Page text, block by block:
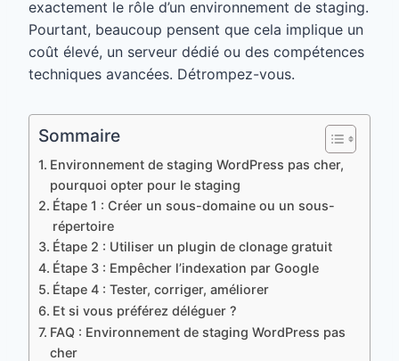
exactement le rôle d’un environnement de staging.
Pourtant, beaucoup pensent que cela implique un
coût élevé, un serveur dédié ou des compétences
techniques avancées. Détrompez-vous.
Sommaire
Environnement de staging WordPress pas cher,
pourquoi opter pour le staging
Étape 1 : Créer un sous-domaine ou un sous-
répertoire
Étape 2 : Utiliser un plugin de clonage gratuit
Étape 3 : Empêcher l’indexation par Google
Étape 4 : Tester, corriger, améliorer
Et si vous préférez déléguer ?
FAQ : Environnement de staging WordPress pas
cher